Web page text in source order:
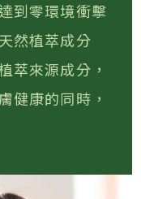
到零環境衝擊
然植萃成分
萃來源成分，
健康的同時，